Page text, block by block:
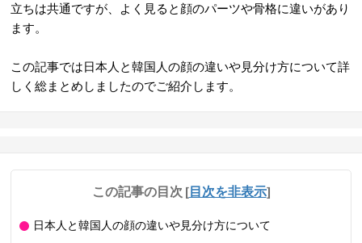
立ちは共通ですが、よく見ると顔のパーツや骨格に違いがあり
ます。
この記事では日本人と韓国人の顔の違いや見分け方について詳
しく総まとめしましたのでご紹介します。
この記事の目次 [目次を非表示]
日本人と韓国人の顔の違いや見分け方について